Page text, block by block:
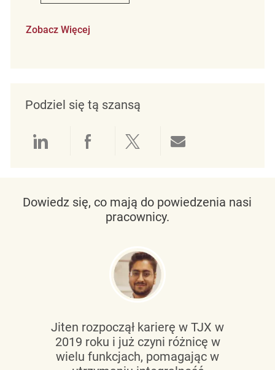
Zobacz Więcej
Podziel się tą szansą
Udostępnianie przez LinkedIn
Udostępnianie przez
Udostępnij przez
Dowiedz się, co mają do powiedzenia nasi
pracownicy.
Jiten rozpoczął karierę w TJX w
2019 roku i już czyni różnicę w
wielu funkcjach, pomagając w